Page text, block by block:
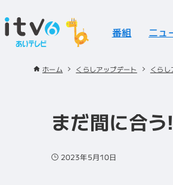
番組 ニュ
ホーム くらしアップデート くらし
まだ間に合
2023年5月10日